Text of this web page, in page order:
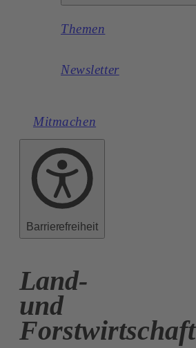
Themen
Newsletter
Mitmachen
Barrierefreiheit
Land-
und
Forstwirtschaft